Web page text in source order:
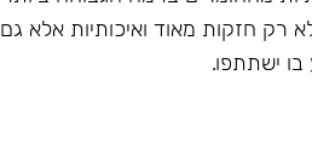
רק חזקות מאוד ואיכותיות אלא גם
בו ישתתפו.